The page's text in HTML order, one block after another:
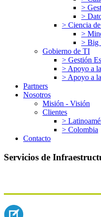
>
>
> Ciencia
>
> Big
Gobierno de TI
> Gestión
> Apoyo a
> Apoyo a
Partners
Nosotros
Misión - Visión
Clientes
>
> Colombia
Contacto
Servicios de